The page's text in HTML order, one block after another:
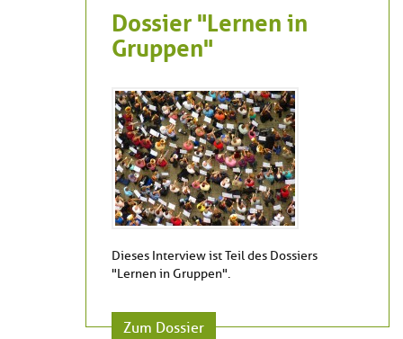
Dossier "Lernen in
Gruppen"
Dieses Interview ist Teil des Dossiers
"Lernen in Gruppen".
Zum Dossier